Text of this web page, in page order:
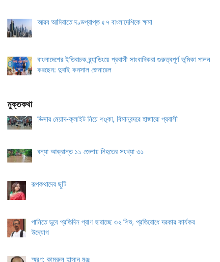
আরব আমিরাতে দণ্ডপ্রাপ্ত ৫৭ বাংলাদেশিকে ক্ষমা
বাংলাদেশের ইতিবাচক ব্র্যান্ডিংয়ে প্রবাসী সাংবাদিকরা গুরুত্বপূর্ণ ভূমিকা পালন
করছেন: দুবাই কনসাল জেনারেল
মুক্তকথা
ভিসার মেয়াদ-ফ্লাইট নিয়ে শঙ্কা, বিমানবন্দরে হাজারো প্রবাসী
বন্যা আক্রান্ত ১১ জেলায় নিহতের সংখ্যা ৩১
রূপকথাদের ছুটি
পানিতে ডুবে প্রতিদিন প্রাণ হারাচ্ছে ৩২ শিশু, প্রতিরোধে দরকার কার্যকর
উদ্যোগ
স্মরণ: কামরুল হাসান মঞ্জু